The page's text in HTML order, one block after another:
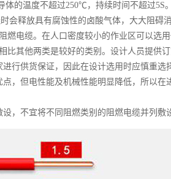
的温度不超过250℃，持续时间不超过5S。
会释放具有腐蚀性的卤酸气体，大大阻碍
电缆。在人口密度较小的作业区可以选用
其他两类是较好的类别。设计人员提供
行供货保证，因此在设计选用时应慎重选
，但电性能及机械性能明显降低，所以在
，不宜将不同阻燃类别的阻燃电缆并列敷